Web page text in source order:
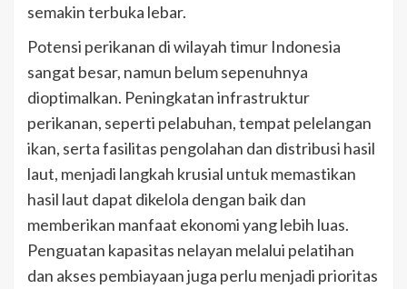
semakin terbuka lebar.
Potensi perikanan di wilayah timur Indonesia
sangat besar, namun belum sepenuhnya
dioptimalkan. Peningkatan infrastruktur
perikanan, seperti pelabuhan, tempat pelelangan
ikan, serta fasilitas pengolahan dan distribusi hasil
laut, menjadi langkah krusial untuk memastikan
hasil laut dapat dikelola dengan baik dan
memberikan manfaat ekonomi yang lebih luas.
Penguatan kapasitas nelayan melalui pelatihan
dan akses pembiayaan juga perlu menjadi prioritas